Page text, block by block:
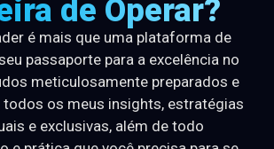
de Operar?
é mais que uma plataforma de
passaporte para a excelência no
meticulosamente preparados e
todos os meus insights, estratégias
e exclusivas, além de todo